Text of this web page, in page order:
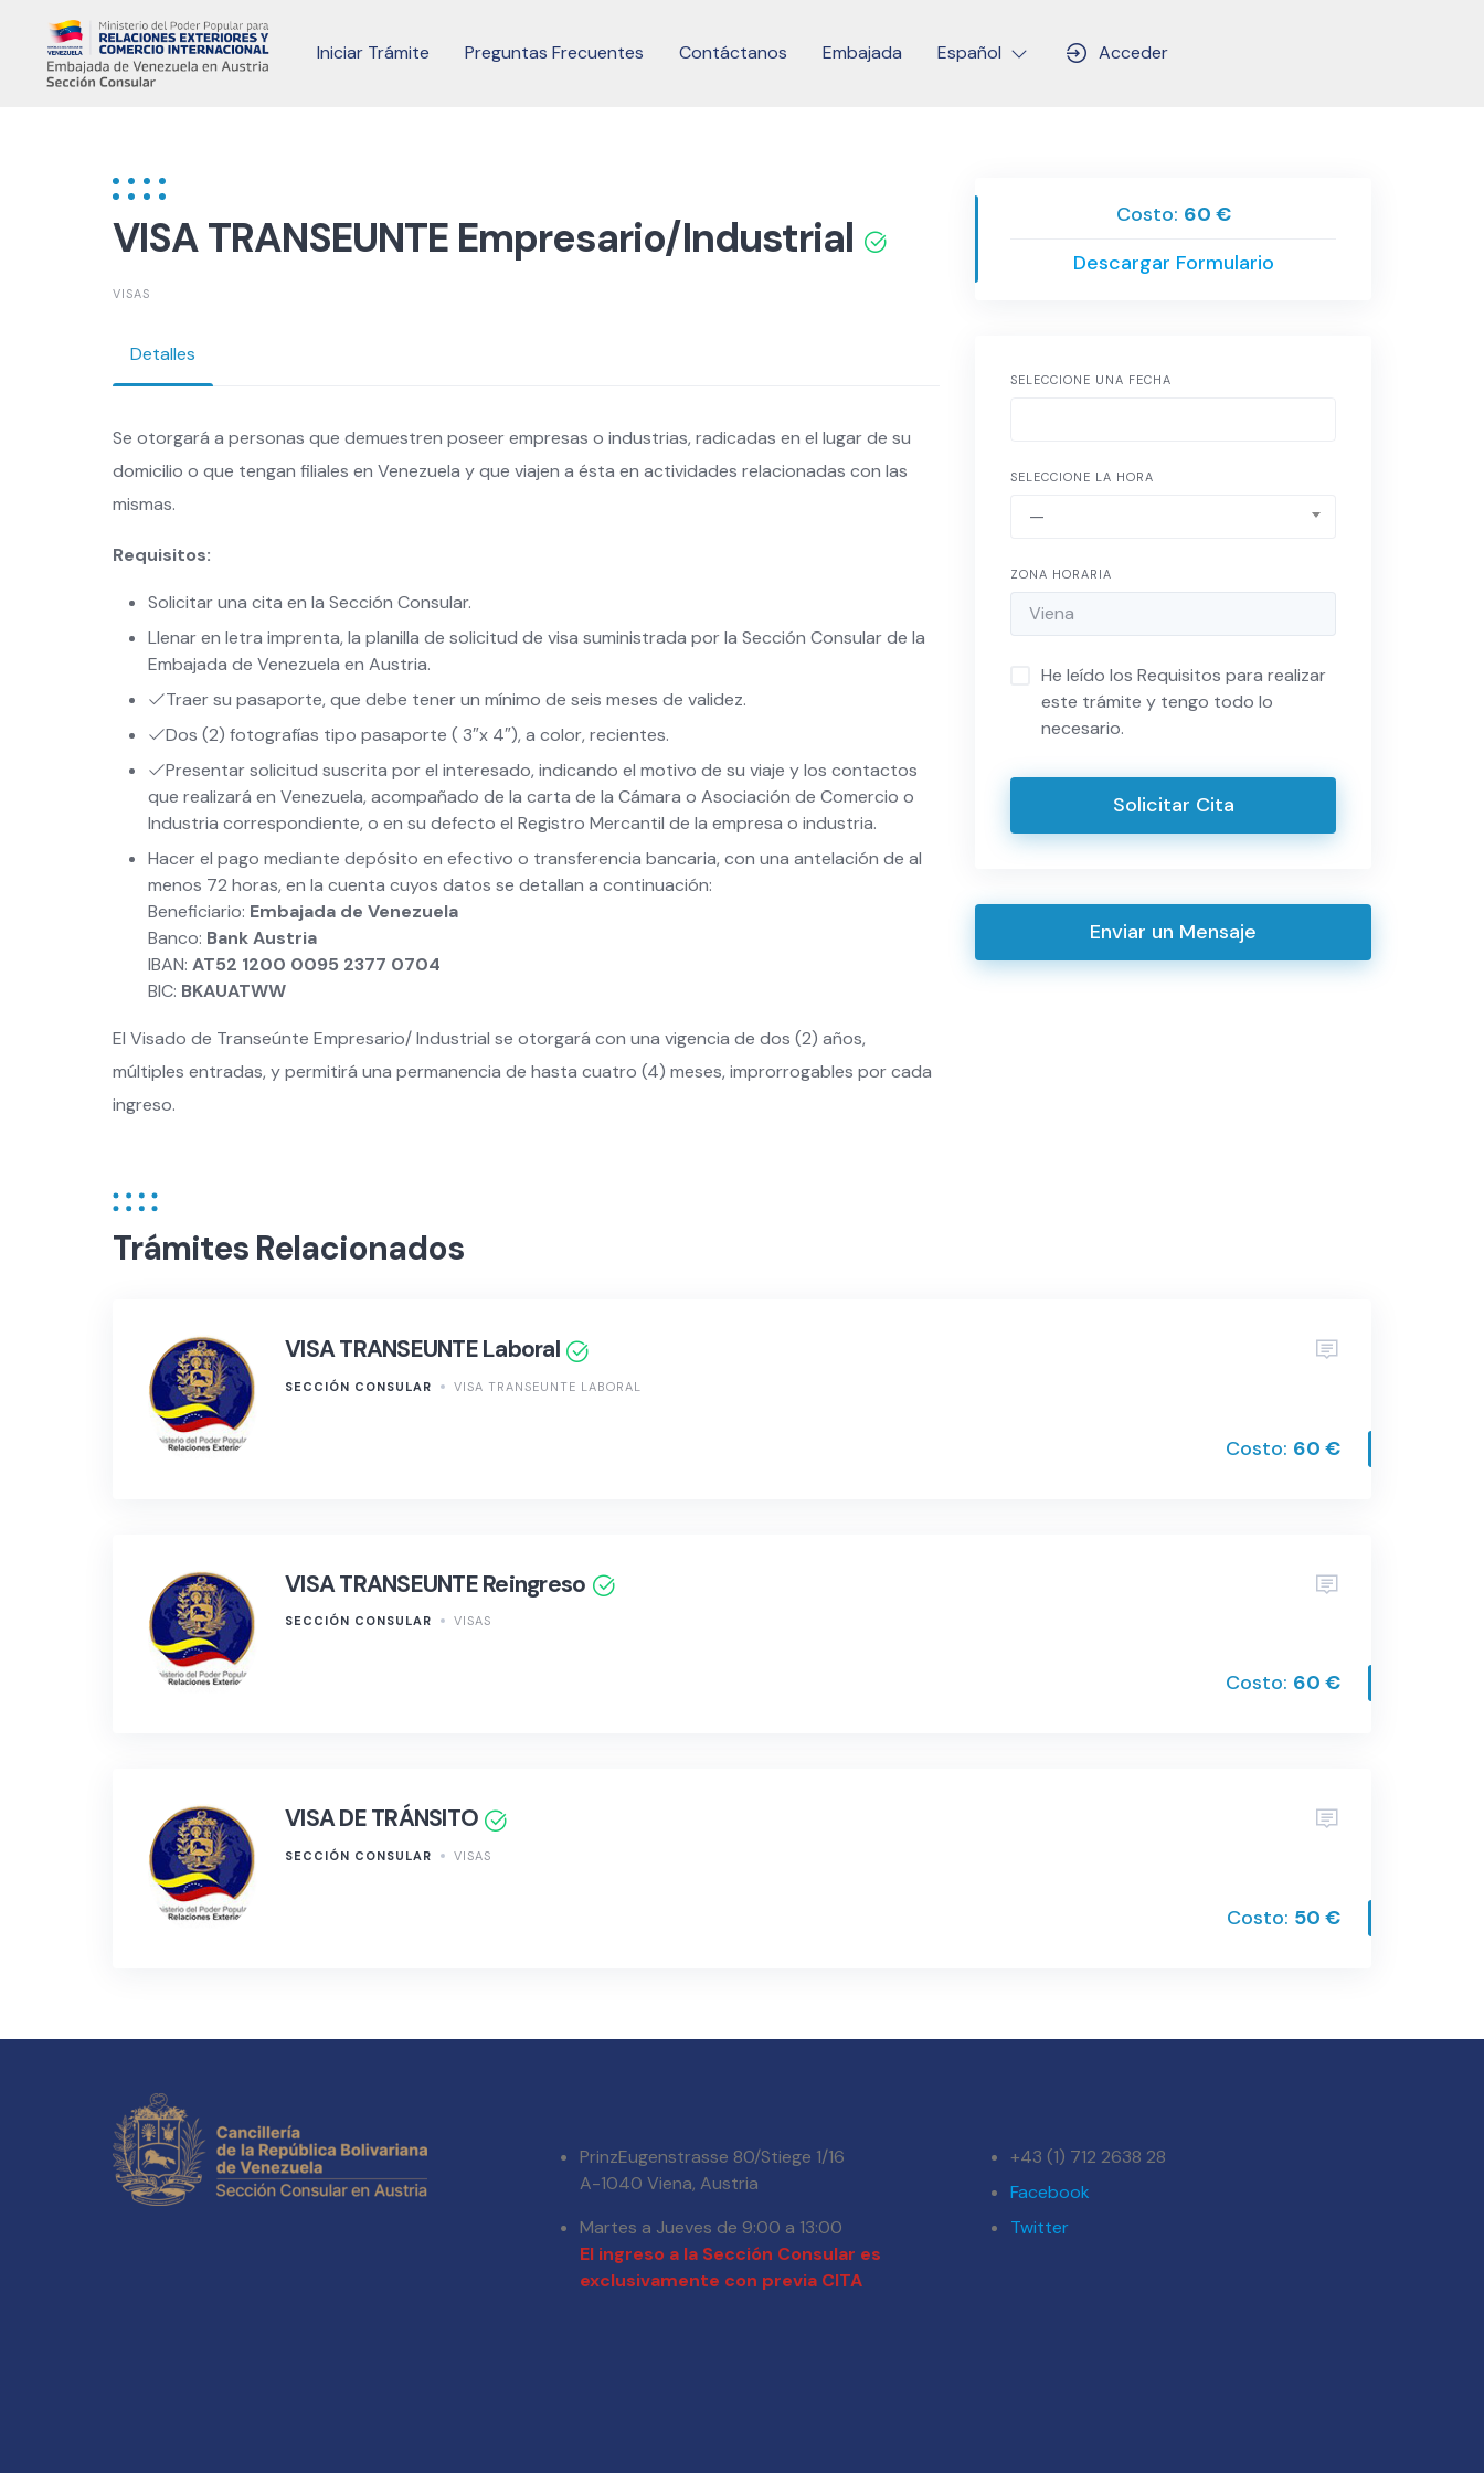
content
Iniciar Trámite Preguntas Frecuentes Contáctanos Embajada Español Acceder
VISA TRANSEUNTE Empresario/Industrial
VISAS
Detalles
Se otorgará a personas que demuestren poseer empresas o industrias, radicadas en el lugar de su
domicilio o que tengan filiales en Venezuela y que viajen a ésta en actividades relacionadas con las
mismas.
Requisitos:
Solicitar una cita en la Sección Consular.
Llenar en letra imprenta, la planilla de solicitud de visa suministrada por la Sección Consular de la
Embajada de Venezuela en Austria.
Traer su pasaporte, que debe tener un mínimo de seis meses de validez.
Dos (2) fotografías tipo pasaporte ( 3″x 4″), a color, recientes.
Presentar solicitud suscrita por el interesado, indicando el motivo de su viaje y los contactos
que realizará en Venezuela, acompañado de la carta de la Cámara o Asociación de Comercio o
Industria correspondiente, o en su defecto el Registro Mercantil de la empresa o industria.
Hacer el pago mediante depósito en efectivo o transferencia bancaria, con una antelación de al
menos 72 horas, en la cuenta cuyos datos se detallan a continuación:
Beneficiario: Embajada de Venezuela
Banco: Bank Austria
IBAN: AT52 1200 0095 2377 0704
BIC: BKAUATWW
El Visado de Transeúnte Empresario/ Industrial se otorgará con una vigencia de dos (2) años,
múltiples entradas, y permitirá una permanencia de hasta cuatro (4) meses, improrrogables por cada
ingreso.
Costo: 60 €
Descargar Formulario
SELECCIONE UNA FECHA
SELECCIONE LA HORA
—
ZONA HORARIA
He leído los Requisitos para realizar
este trámite y tengo todo lo
necesario.
Solicitar Cita
Enviar un Mensaje
Trámites Relacionados
VISA TRANSEUNTE Laboral
SECCIÓN CONSULAR VISA TRANSEUNTE LABORAL
Costo: 60 €
VISA TRANSEUNTE Reingreso
SECCIÓN CONSULAR VISAS
Costo: 60 €
VISA DE TRÁNSITO
SECCIÓN CONSULAR VISAS
Costo: 50 €
PrinzEugenstrasse 80/Stiege 1/16
A-1040 Viena, Austria
Martes a Jueves de 9:00 a 13:00
El ingreso a la Sección Consular es
exclusivamente con previa CITA
+43 (1) 712 2638 28
Facebook
Twitter